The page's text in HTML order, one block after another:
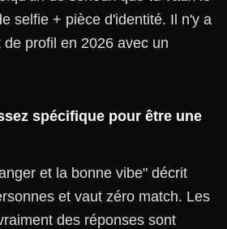
selfie + pièce d'identité. Il n'y a
profil en 2026 avec un
spécifique pour être une
et la bonne vibe" décrit
et vaut zéro match. Les
des réponses sont